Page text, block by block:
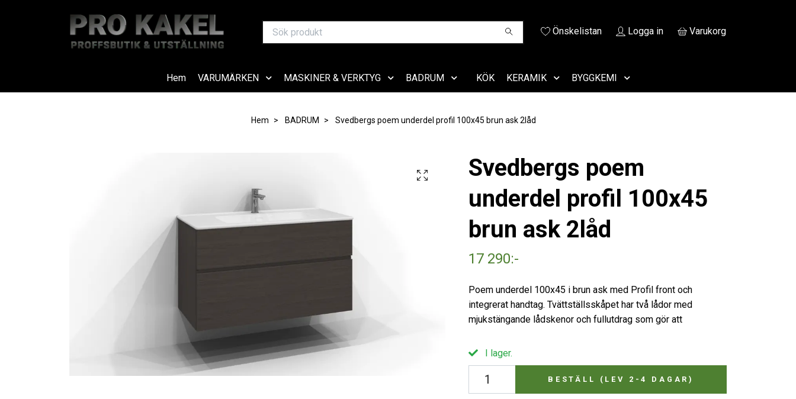
Önskelistan Logga in Varukorg
Hem VARUMÄRKEN MASKINER & VERKTYG BADRUM KÖK KERAMIK BYGGKEMI
Hem BADRUM Svedbergs poem underdel profil 100x45 brun ask 2låd
Svedbergs poem
underdel profil 100x45
brun ask 2låd
17 290:-
Poem underdel 100x45 i brun ask med Profil front och
integrerat handtag. Tvättställsskåpet har två lådor med
mjukstängande lådskenor och fullutdrag som gör att
I lager.
BESTÄLL (LEV 2-4 DAGAR)